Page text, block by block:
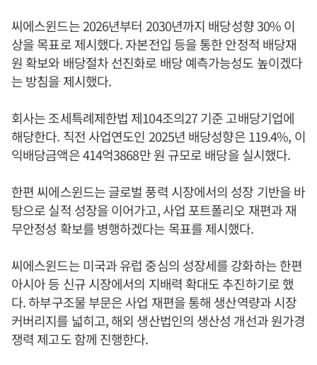
씨에스윈드는 2026년부터 2030년까지 배당성향 30% 이
상을 목표로 제시했다. 자본전입 등을 통한 안정적 배당재
원 확보와 배당절차 선진화로 배당 예측가능성도 높이겠다
는 방침을 제시했다.
회사는 조세특례제한법 제104조의27 기준 고배당기업에
해당한다. 직전 사업연도인 2025년 배당성향은 119.4%, 이
익배당금액은 414억3868만 원 규모로 배당을 실시했다.
한편 씨에스윈드는 글로벌 풍력 시장에서의 성장 기반을 바
탕으로 실적 성장을 이어가고, 사업 포트폴리오 재편과 재
무안정성 확보를 병행하겠다는 목표를 제시했다.
씨에스윈드는 미국과 유럽 중심의 성장세를 강화하는 한편
아시아 등 신규 시장에서의 지배력 확대도 추진하기로 했
다. 하부구조물 부문은 사업 재편을 통해 생산역량과 시장
커버리지를 넓히고, 해외 생산법인의 생산성 개선과 원가경
쟁력 제고도 함께 진행한다.